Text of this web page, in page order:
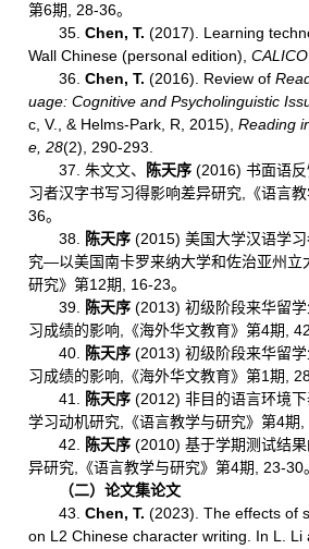
第6期, 28-36。
35.Chen, T.(2017). Learning
Wall Chinese (personal edition),
36.Chen, T. (2016). Review of
uage: Cognitive and Psycholinguistic
c, V., & Helms-Park, R, 2015),Reading
e, 28(2), 290-293.
37. 朱文文、
陈天序 (2016) 书面语
习者汉字书写习得影响差异研究,《语言
36。
38. 陈天序 (2015) 美国大学汉语学
究—以美国南卡罗来纳大学和佐治亚州立
研究》第12期, 16-23。
39. 陈天序 (2013) 初级阶段来华留
习成绩的影响,《海外华文教育》第4期,
40. 陈天序 (2013) 初级阶段来华留
习成绩的影响,《海外华文教育》第1期,
41. 陈天序 (2012) 非目的语言环境
学习动机研究,《语言教学与研究》第4期,
42. 陈天序 (2010) 基于学期测试结
异研究,《语言教学与研究》第4期, 23-30
（二）论文集论文
43.Chen, T. (2023). The effects of
on L2 Chinese character writing. In L.